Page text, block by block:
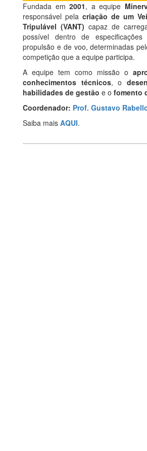
Fundada em2001, a equipe
responsável pela criação de um
Tripulável (VANT) capaz de
possível dentro de especificações
propulsão e de voo, determinadas
competição que a equipe participa.
A equipe tem como missão o
conhecimentos técnicos, o
habilidades de gestão e o fomento
Coordenador: Prof. Gustavo
Saiba mais AQUI.